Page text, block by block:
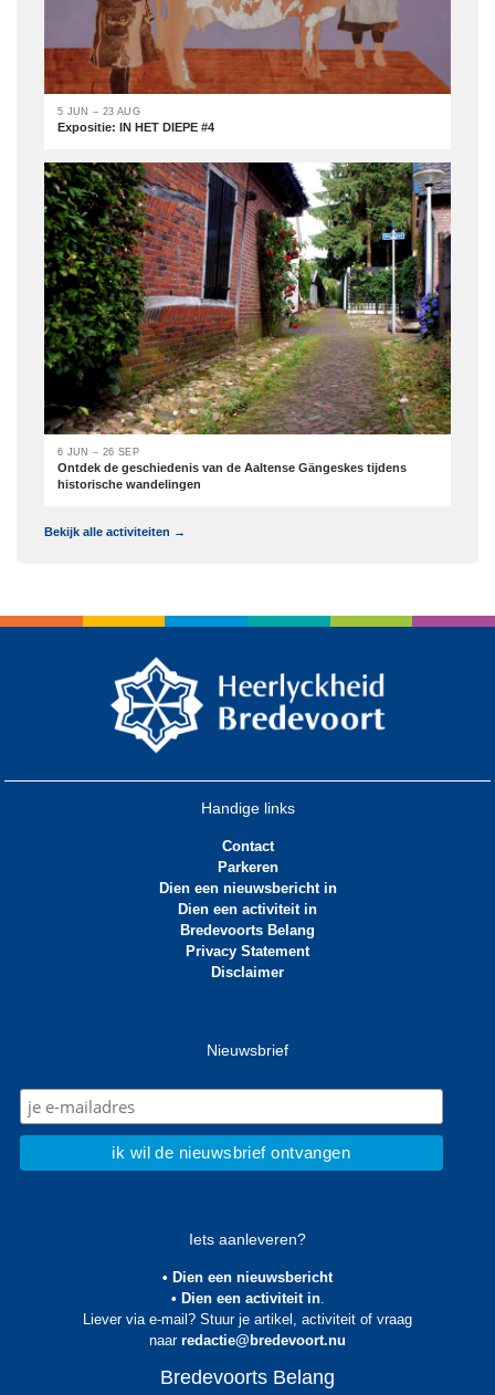
5 JUN – 23 AUG
Expositie: IN HET DIEPE #4
6 JUN – 26 SEP
Ontdek de geschiedenis van de Aaltense Gängeskes tijdens
historische wandelingen
Bekijk alle activiteiten →
Handige links
Contact
Parkeren
Dien een nieuwsbericht in
Dien een activiteit in
Bredevoorts Belang
Privacy Statement
Disclaimer
Nieuwsbrief
Iets aanleveren?
• Dien een nieuwsbericht
• Dien een activiteit in.
Liever via e-mail? Stuur je artikel, activiteit of vraag
naar redactie@bredevoort.nu
Bredevoorts Belang